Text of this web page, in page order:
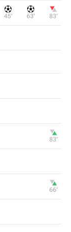
45‎’‎ 63‎’‎ 83‎’‎
83‎’‎
66‎’‎